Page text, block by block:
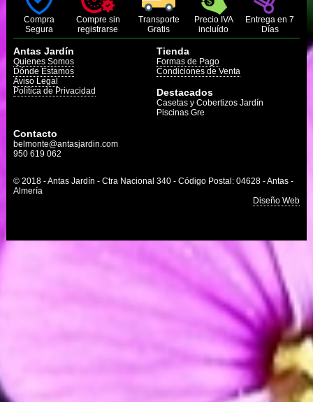
Compra
Segura
Compre sin
registrarse
Transporte
Gratis
Precio IVA
incluído
Entrega en 7
Días
Antas Jardín
Quienes Somos
Dónde Estamos
Aviso Legal
Política de Privacidad
Tienda
Formas de Pago
Condiciones de Venta
Destacados
Casetas y Cobertizos Jardín
Piscinas Gre
Contacto
belmonte@antasjardin.com
950 619 062
© 2018 - Antas Jardín - Ctra Nacional 340 - Código Postal: 04628 - Antas -
Almería
Diseño Web